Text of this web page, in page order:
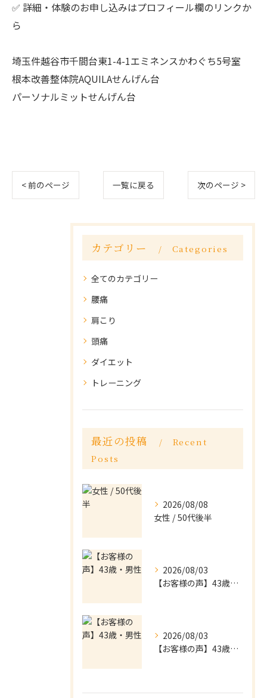
✅ 詳細・体験のお申し込みはプロフィール欄のリンクか
ら
埼玉件越谷市千間台東1-4-1エミネンスかわぐち5号室
根本改善整体院AQUILAせんげん台
パーソナルミットせんげん台
< 前のページ 一覧に戻る 次のページ >
カテゴリー Categories
全てのカテゴリー
腰痛
肩こり
頭痛
ダイエット
トレーニング
最近の投稿
Recent
Posts
2026/08/08
女性 / 50代後半
2026/08/03
【お客様の声】43歳・男性
2026/08/03
【お客様の声】43歳・男性